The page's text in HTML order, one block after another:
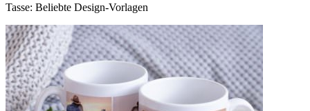
Tasse: Beliebte Design-Vorlagen